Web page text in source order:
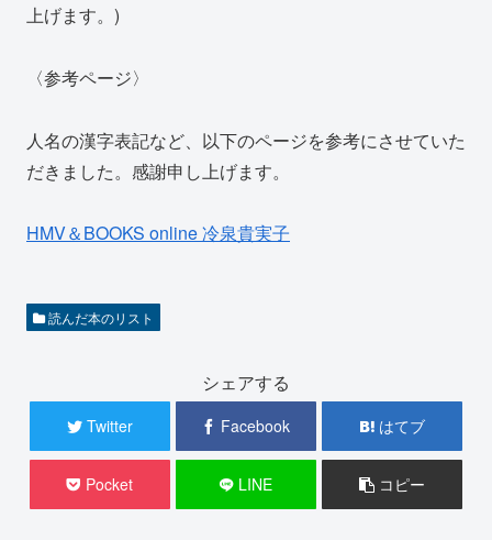
上げます。)
〈参考ページ〉
人名の漢字表記など、以下のページを参考にさせていた
だきました。感謝申し上げます。
HMV＆BOOKS online 冷泉貴実子
読んだ本のリスト
シェアする
Twitter Facebook はてブ
Pocket LINE コピー